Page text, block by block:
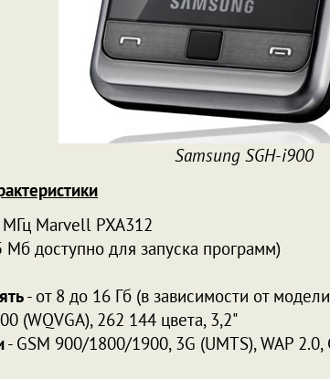
Samsung SGH-i900
Marvell PXA312
доступно для запуска программ)
- от 8 до 16 Гб (в зависимости от
(WQVGA), 262 144 цвета, 3,2"
- GSM 900/1800/1900, 3G (UMTS), WAP 2.0,